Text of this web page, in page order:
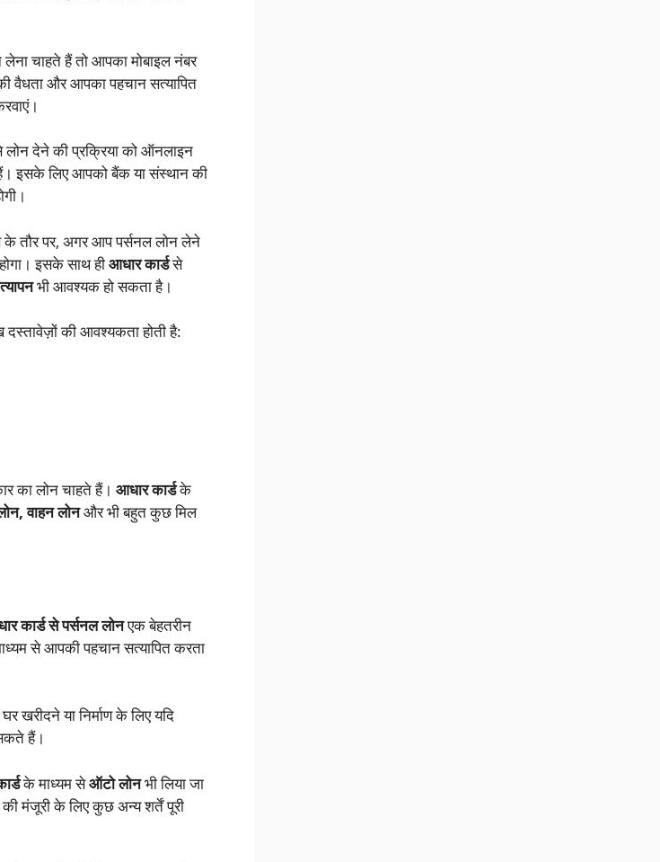
चाहते हैं तो आपका मोबाइल नंबर
वैधता और आपका पहचान सत्यापित
देने की प्रक्रिया को ऑनलाइन
इसके लिए आपको बैंक या संस्थान की
के तौर पर, अगर आप पर्सनल लोन लेने
इसके साथ हीआधार कार्डसे
भी आवश्यक हो सकता है।
की आवश्यकता होती है:
का लोन चाहते हैं। आधार कार्डके
वाहन लोनऔर भी बहुत कुछ मिल
कार्ड से पर्सनल लोनएक बेहतरीन
से आपकी पहचान सत्यापित करता
खरीदने या निर्माण के लिए यदि
हैं।
के माध्यम सेऑटो लोनभी लिया जा
मंजूरी के लिए कुछ अन्य शर्तें पूरी